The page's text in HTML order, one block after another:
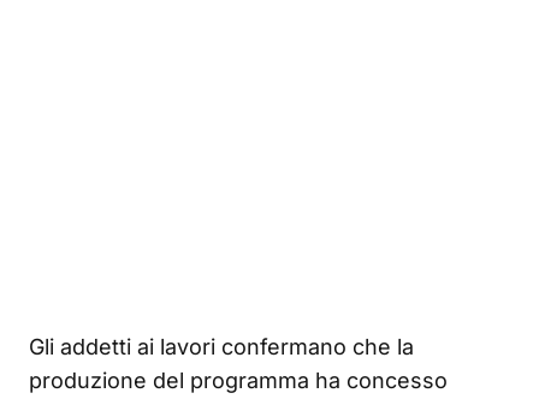
Gli addetti ai lavori confermano che la
produzione del programma ha concesso